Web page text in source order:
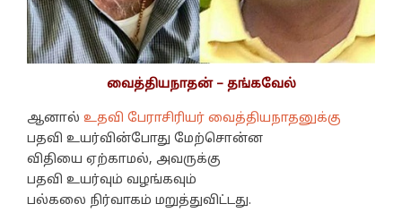
வைத்தியநாதன் – தங்கவேல்
ஆனால் உதவி பேராசிரியர் வைத்தியநாதனுக்கு
பதவி உயர்வின்போது மேற்சொன்ன
விதியை ஏற்காமல், அவருக்கு
பதவி உயர்வும் வழங்கவும்
பல்கலை நிர்வாகம் மறுத்துவிட்டது.